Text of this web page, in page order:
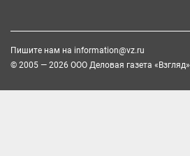
Пишите нам на information@vz.ru
© 2005 — 2026 ООО Деловая газета «Взгляд»